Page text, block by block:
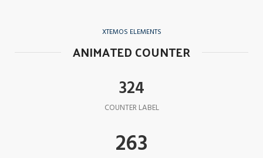
XTEMOS ELEMENTS
ANIMATED COUNTER
324
COUNTER LABEL
263